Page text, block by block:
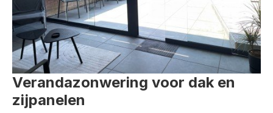
Verandazonwering voor dak en
zijpanelen